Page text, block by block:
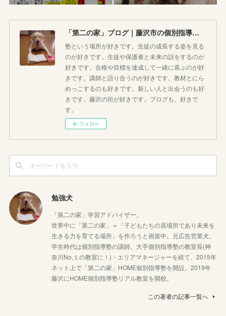
「第二の家」ブログ｜藤沢市の個別指導塾のお話
塾という場所が好きです。生徒の成長する姿を見る
のが好きです。生徒や保護者と未来の話をするのが
好きです。合格や目標を達成して一緒に喜ぶのが好
きです。講師と語り合うのが好きです。教材とにら
めっこするのも好きです。新しい人と出会うのも好
きです。藤沢の街が好きです。ブログも、好きで
す。
フォロー
勉強犬
「第二の家」学習アドバイザー。
世界中に「第二の家」＝「子どもたちの居場所であり未来を
生きる力を育てる場所」を作ろうと画策中。元広告営業犬。
学生時代は個別指導塾の講師。大手個別指導塾の教室長(神
奈川No,１の教室に！)・エリアマネージャーを経て、2015年
ネット上で「第二の家」HOME個別指導塾を開設。2019年
藤沢にHOME個別指導塾リアル教室を開校。
この著者の記事一覧へ